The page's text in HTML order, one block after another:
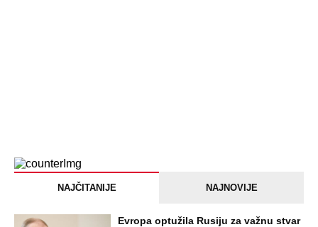
NAJČITANIJE NAJNOVIJE
Evropa optužila Rusiju za važnu stvar